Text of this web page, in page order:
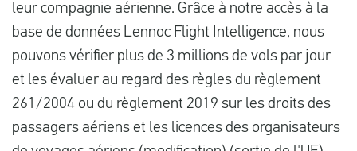
leur compagnie aérienne. Grâce à notre accès à la
base de données Lennoc Flight Intelligence, nous
pouvons vérifier plus de 3 millions de vols par jour
et les évaluer au regard des règles du règlement
261/2004 ou du règlement 2019 sur les droits des
passagers aériens et les licences des organisateurs